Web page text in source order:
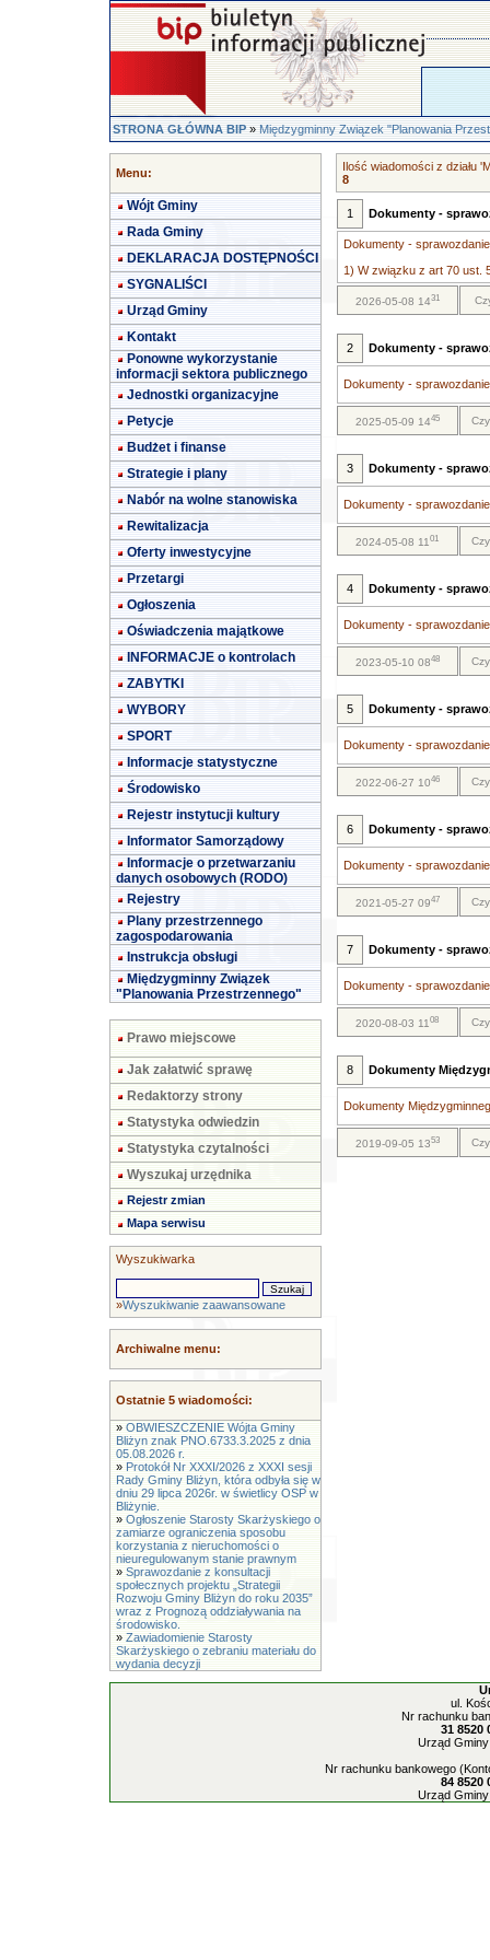
STRONA GŁÓWNA BIP»Międzygminny Związek "Planowania
Menu:
Wójt Gminy
Rada Gminy
DEKLARACJA DOSTĘPNOŚCI
SYGNALIŚCI
Urząd Gminy
Kontakt
Ponowne wykorzystanie
informacji sektora publicznego
Jednostki organizacyjne
Petycje
Budżet i finanse
Strategie i plany
Nabór na wolne stanowiska
Rewitalizacja
Oferty inwestycyjne
Przetargi
Ogłoszenia
Oświadczenia majątkowe
INFORMACJE o kontrolach
ZABYTKI
WYBORY
SPORT
Informacje statystyczne
Środowisko
Rejestr instytucji kultury
Informator Samorządowy
Informacje o przetwarzaniu
danych osobowych (RODO)
Rejestry
Plany przestrzennego
zagospodarowania
Instrukcja obsługi
Międzygminny Związek
"Planowania Przestrzennego"
Prawo miejscowe
Jak załatwić sprawę
Redaktorzy strony
Statystyka odwiedzin
Statystyka czytalności
Wyszukaj urzędnika
Rejestr zmian
Mapa serwisu
Wyszukiwarka
»Wyszukiwanie zaawansowane
Archiwalne menu:
Ostatnie 5 wiadomości:
» OBWIESZCZENIE Wójta Gminy
Bliżyn znak PNO.6733.3.2025 z dnia
05.08.2026 r.
» Protokół Nr XXXI/2026 z XXXI sesji
Rady Gminy Bliżyn, która odbyła się w
dniu 29 lipca 2026r. w świetlicy OSP w
Bliżynie.
» Ogłoszenie Starosty Skarżyskiego o
zamiarze ograniczenia sposobu
korzystania z nieruchomości o
nieuregulowanym stanie prawnym
» Sprawozdanie z konsultacji
społecznych projektu „Strategii
Rozwoju Gminy Bliżyn do roku 2035”
wraz z Prognozą oddziaływania na
środowisko.
» Zawiadomienie Starosty
Skarżyskiego o zebraniu materiału do
wydania decyzji
Ilość wiadomości z działu
8
1 Dokumenty -
Dokumenty -
1) W związku z art 70 ust.
2026-05-08 1431
2 Dokumenty -
Dokumenty -
2025-05-09 1445
3 Dokumenty -
Dokumenty -
2024-05-08 1101
4 Dokumenty -
Dokumenty -
2023-05-10 0848
5 Dokumenty -
Dokumenty -
2022-06-27 1046
6 Dokumenty -
Dokumenty -
2021-05-27 0947
7 Dokumenty -
Dokumenty -
2020-08-03 1108
8 Dokumenty
Dokumenty
2019-09-05 1353
ul.
Nr rachunku
31 8520
Urząd
Nr rachunku bankowego
84 8520
Urząd